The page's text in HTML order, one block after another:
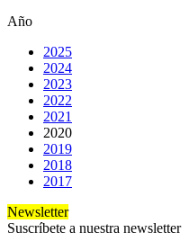
Año
2025
2024
2023
2022
2021
2020
2019
2018
2017
Newsletter
Suscríbete a nuestra newsletter